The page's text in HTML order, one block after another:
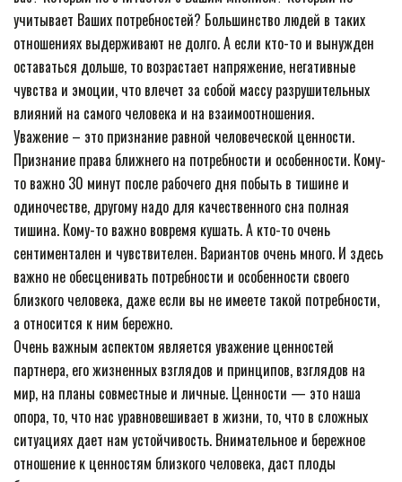
учитывает Ваших потребностей? Большинство людей в таких
отношениях выдерживают не долго. А если кто-то и вынужден
оставаться дольше, то возрастает напряжение, негативные
чувства и эмоции, что влечет за собой массу разрушительных
влияний на самого человека и на взаимоотношения.
Уважение – это признание равной человеческой ценности.
Признание права ближнего на потребности и особенности. Кому-
то важно 30 минут после рабочего дня побыть в тишине и
одиночестве, другому надо для качественного сна полная
тишина. Кому-то важно вовремя кушать. А кто-то очень
сентиментален и чувствителен. Вариантов очень много. И здесь
важно не обесценивать потребности и особенности своего
близкого человека, даже если вы не имеете такой потребности,
а относится к ним бережно.
Очень важным аспектом является уважение ценностей
партнера, его жизненных взглядов и принципов, взглядов на
мир, на планы совместные и личные. Ценности — это наша
опора, то, что нас уравновешивает в жизни, то, что в сложных
ситуациях дает нам устойчивость. Внимательное и бережное
отношение к ценностям близкого человека, даст плоды